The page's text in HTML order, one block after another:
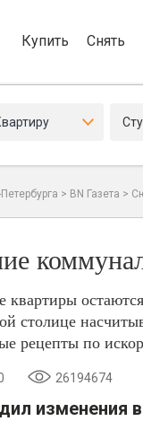
Купить Снять
> BN Газета >
столице
рецепты по
26194674
изменения